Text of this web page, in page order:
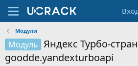
Модули
Модуль Яндекс Турбо-
goodde.yandexturboapi